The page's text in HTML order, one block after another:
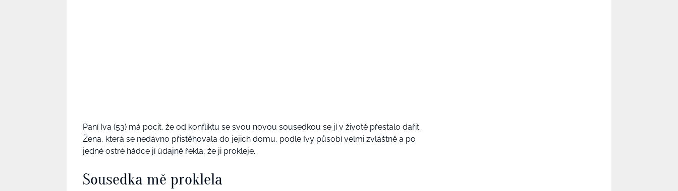
Paní Iva (53) má pocit, že od konfliktu se svou novou sousedkou se jí v životě přestalo dařit.
Žena, která se nedávno přistěhovala do jejich domu, podle Ivy působí velmi zvláštně a po
jedné ostré hádce jí údajně řekla, že ji prokleje.
Sousedka mě proklela